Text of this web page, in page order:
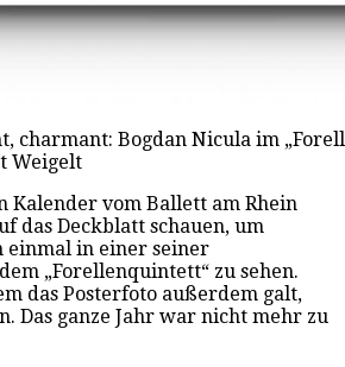
charmant: Bogdan Nicula im
Weigelt
Kalender vom Ballett am Rhein
das Deckblatt schauen, um
einmal in einer seiner
„Forellenquintett“ zu sehen.
das Posterfoto außerdem galt,
Das ganze Jahr war nicht mehr zu